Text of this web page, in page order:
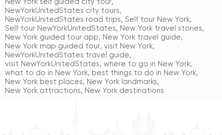
NewYorkUnitedStates city tours,
NewYorkUnitedStates road trips, Self tour New York,
Self tour NewYorkUnitedStates, New York travel stories,
New York guided tour app, New York travel guide,
New York map guided tour, visit New York,
NewYorkUnitedStates travel guide,
visit NewYorkUnitedStates, where to go in New York,
what to do in New York, best things to do in New York,
New York best places, New York landmarks,
New York attractions, New York destinations